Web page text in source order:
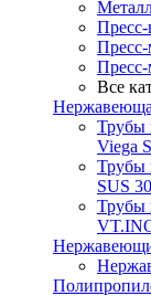
Пресс-
Все
Трубы
Viega
Трубы
SUS
Трубы